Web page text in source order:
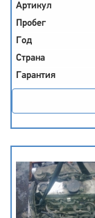
Артикул
Пробег
Год
Страна
Гарантия